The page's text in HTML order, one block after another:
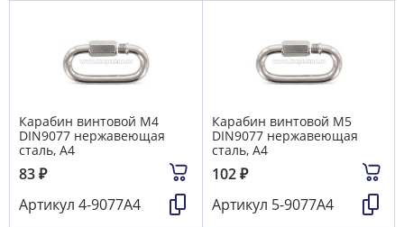
Карабин винтовой M4
DIN9077 нержавеющая
сталь, A4
83₽
Артикул 4-9077А4
Карабин винтовой M5
DIN9077 нержавеющая
сталь, A4
102₽
Артикул 5-9077А4